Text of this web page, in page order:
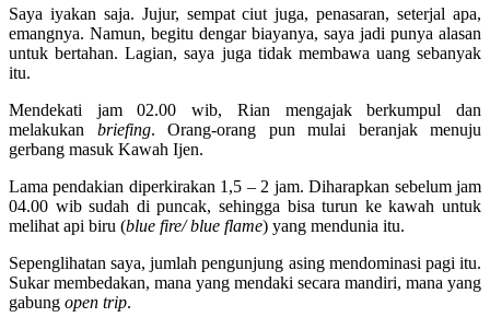
Saya iyakan saja. Jujur, sempat ciut juga, penasaran, seterjal apa,
emangnya. Namun, begitu dengar biayanya, saya jadi punya alasan
untuk bertahan. Lagian, saya juga tidak membawa uang sebanyak
itu.
Mendekati jam 02.00 wib, Rian mengajak berkumpul dan
melakukan briefing. Orang-orang pun mulai beranjak menuju
gerbang masuk Kawah Ijen.
Lama pendakian diperkirakan 1,5 – 2 jam. Diharapkan sebelum jam
04.00 wib sudah di puncak, sehingga bisa turun ke kawah untuk
melihat api biru (blue fire/ blue flame) yang mendunia itu.
Sepenglihatan saya, jumlah pengunjung asing mendominasi pagi itu.
Sukar membedakan, mana yang mendaki secara mandiri, mana yang
gabung open trip.